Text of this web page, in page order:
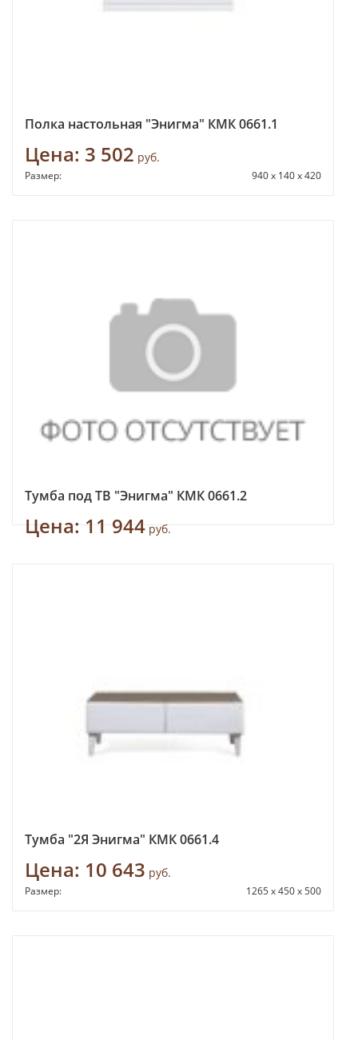
Полка настольная "Энигма" КМК 0661.1
Цена: 3 502 руб.
Размер: 940 x 140 x 420
Тумба под ТВ "Энигма" КМК 0661.2
Цена: 11 944 руб.
Тумба "2Я Энигма" КМК 0661.4
Цена: 10 643 руб.
Размер: 1265 x 450 x 500